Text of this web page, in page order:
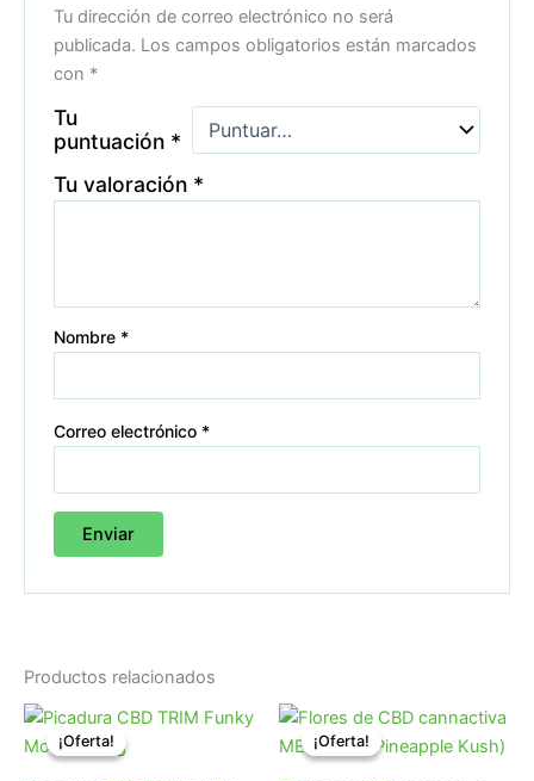
Tu dirección de correo electrónico no será
publicada. Los campos obligatorios están marcados
con *
Tu
puntuación *
Tu valoración *
Nombre *
Correo electrónico *
Productos relacionados
¡Oferta!
¡Oferta!
El
precio
original
El
¡Oferta!
¡Oferta!
Rango
precios: